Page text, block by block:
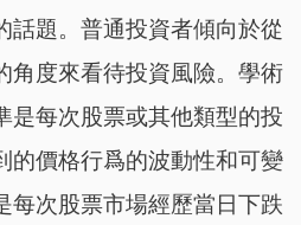
話題。普通投資者傾向於從
角度來看待投資風險。學術
是每次股票或其他類型的投
的價格行爲的波動性和可變
每次股票市場經歷當日下跌